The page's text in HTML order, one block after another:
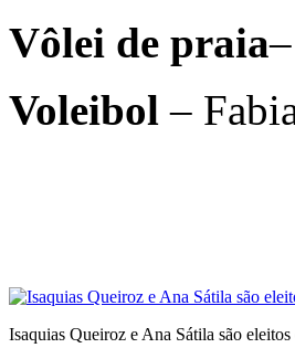
Vôlei de praia
Voleibol –
Isaquias Queiroz e Ana Sátila são